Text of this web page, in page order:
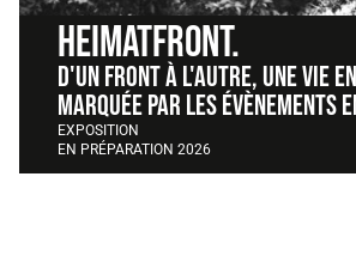
HEIMATFRONT.
D'un front à l'autre, une vie
marquée par les évènements
EXPOSITION
EN PRÉPARATION 2026